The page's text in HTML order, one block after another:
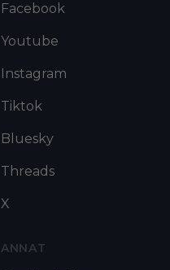
Facebook
Youtube
Instagram
Tiktok
Bluesky
Threads
X
ANNAT